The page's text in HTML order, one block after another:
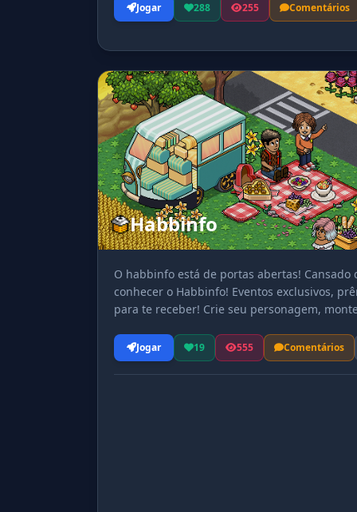
Jogar 288 255 Comentários
Habbinfo
O habbinfo está de portas abertas!
conhecer o Habbinfo! Eventos exclusivos,
para te receber! Crie seu personagem,
Jogar 19 555 Comentários